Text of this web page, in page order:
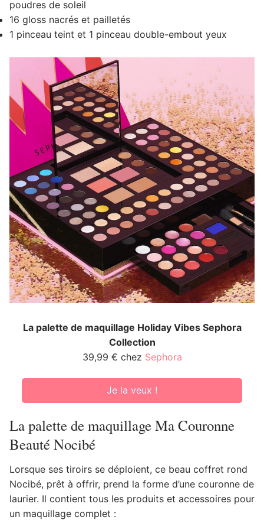
poudres de soleil
16 gloss nacrés et pailletés
1 pinceau teint et 1 pinceau double-embout yeux
La palette de maquillage Holiday Vibes Sephora
Collection
39,99 € chez Sephora
Je la veux !
La palette de maquillage Ma Couronne
Beauté Nocibé
Lorsque ses tiroirs se déploient, ce beau coffret rond
Nocibé, prêt à offrir, prend la forme d’une couronne de
laurier. Il contient tous les produits et accessoires pour
un maquillage complet :